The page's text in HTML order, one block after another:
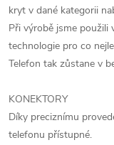
kryt v dané kategorii
Při výrobě jsme použili
technologie pro co
Telefon tak zůstane v
KONEKTORY
Díky preciznímu
telefonu přístupné.